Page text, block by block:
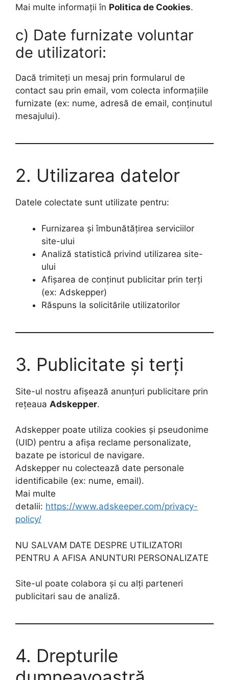
Mai multe informații în Politica de Cookies.
c) Date furnizate voluntar
de utilizatori:
Dacă trimiteți un mesaj prin formularul de
contact sau prin email, vom colecta informațiile
furnizate (ex: nume, adresă de email, conținutul
mesajului).
2. Utilizarea datelor
Datele colectate sunt utilizate pentru:
Furnizarea și îmbunătățirea serviciilor
site-ului
Analiză statistică privind utilizarea site-
ului
Afișarea de conținut publicitar prin terți
(ex: Adskepper)
Răspuns la solicitările utilizatorilor
3. Publicitate și terți
Site-ul nostru afișează anunțuri publicitare prin
rețeaua Adskepper.
Adskepper poate utiliza cookies și pseudonime
(UID) pentru a afișa reclame personalizate,
bazate pe istoricul de navigare.
Adskepper nu colectează date personale
identificabile (ex: nume, email).
Mai multe
detalii: https://www.adskeeper.com/privacy-
policy/
NU SALVAM DATE DESPRE UTILIZATORI
PENTRU A AFISA ANUNTURI PERSONALIZATE
Site-ul poate colabora și cu alți parteneri
publicitari sau de analiză.
4. Drepturile